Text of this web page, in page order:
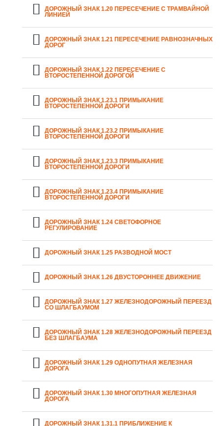
ДОРОЖНЫЙ ЗНАК 1.20 ПЕРЕСЕЧЕНИЕ С ТРАМВАЙНОЙ
ЛИНИЕЙ
ДОРОЖНЫЙ ЗНАК 1.21 ПЕРЕСЕЧЕНИЕ РАВНОЗНАЧНЫХ
ДОРОГ
ДОРОЖНЫЙ ЗНАК 1.22 ПЕРЕСЕЧЕНИЕ С
ВТОРОСТЕПЕННОЙ ДОРОГОЙ
ДОРОЖНЫЙ ЗНАК 1.23.1 ПРИМЫКАНИЕ
ВТОРОСТЕПЕННОЙ ДОРОГИ
ДОРОЖНЫЙ ЗНАК 1.23.2 ПРИМЫКАНИЕ
ВТОРОСТЕПЕННОЙ ДОРОГИ
ДОРОЖНЫЙ ЗНАК 1.23.3 ПРИМЫКАНИЕ
ВТОРОСТЕПЕННОЙ ДОРОГИ
ДОРОЖНЫЙ ЗНАК 1.23.4 ПРИМЫКАНИЕ
ВТОРОСТЕПЕННОЙ ДОРОГИ
ДОРОЖНЫЙ ЗНАК 1.24 СВЕТОФОРНОЕ
РЕГУЛИРОВАНИЕ
ДОРОЖНЫЙ ЗНАК 1.25 РАЗВОДНОЙ МОСТ
ДОРОЖНЫЙ ЗНАК 1.26 ДВУСТОРОННЕЕ ДВИЖЕНИЕ
ДОРОЖНЫЙ ЗНАК 1.27 ЖЕЛЕЗНОДОРОЖНЫЙ ПЕРЕЕЗД
СО ШЛАГБАУМОМ
ДОРОЖНЫЙ ЗНАК 1.28 ЖЕЛЕЗНОДОРОЖНЫЙ ПЕРЕЕЗД
БЕЗ ШЛАГБАУМА
ДОРОЖНЫЙ ЗНАК 1.29 ОДНОПУТНАЯ ЖЕЛЕЗНАЯ
ДОРОГА
ДОРОЖНЫЙ ЗНАК 1.30 МНОГОПУТНАЯ ЖЕЛЕЗНАЯ
ДОРОГА
ДОРОЖНЫЙ ЗНАК 1.31.1 ПРИБЛИЖЕНИЕ К